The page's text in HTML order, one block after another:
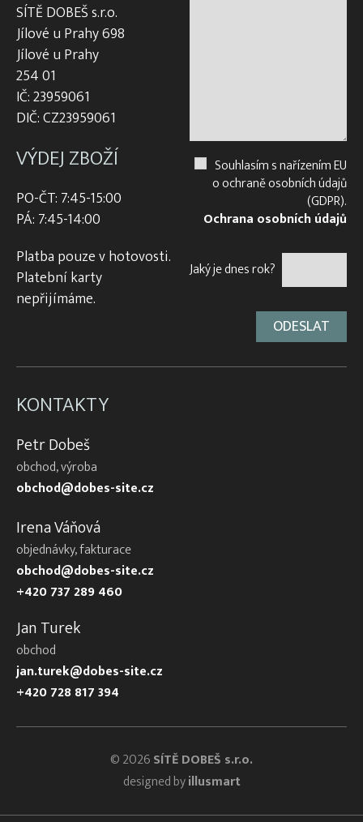
SÍTĚ DOBEŠ s.r.o.
Jílové u Prahy 698
Jílové u Prahy
254 01
IČ: 23959061
DIČ: CZ23959061
VÝDEJ ZBOŽÍ
PO-ČT: 7:45-15:00
PÁ: 7:45-14:00
Platba pouze v hotovosti.
Platební karty
nepřijímáme.
Souhlasím s nařízením EU
o ochraně osobních údajů
(GDPR).
Ochrana osobních údajů
Jaký je dnes rok?
KONTAKTY
Petr Dobeš
obchod, výroba
obchod@dobes-site.cz
Irena Váňová
objednávky, fakturace
obchod@dobes-site.cz
+420 737 289 460
Jan Turek
obchod
jan.turek@dobes-site.cz
+420 728 817 394
© 2026SÍTĚ DOBEŠ s.r.o.
designed byillusmart